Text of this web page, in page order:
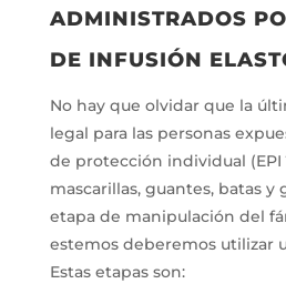
ADMINISTRADOS
DE INFUSIÓN
No hay que olvidar que la
legal para las personas
de protección individual
mascarillas, guantes, batas y
etapa de manipulación del
estemos deberemos utilizar
Estas etapas son: